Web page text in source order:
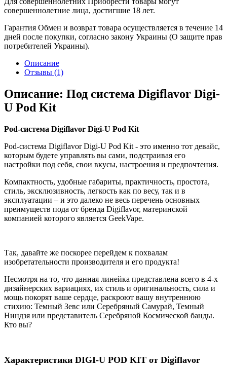
совершеннолетние лица, достигшие 18 лет.
Гарантия Обмен и возврат товара осуществляется в течение 14
дней после покупки, согласно закону Украины (О защите прав
потребителей Украины).
Описание
Отзывы (1)
Описание: Под система Digiflavor Digi-
U Pod Kit
Pod-система Digiflavor Digi-U Pod Kit
Pod-система Digiflavor Digi-U Pod Kit - это именно тот девайс,
которым будете управлять вы сами, подстраивая его
настройки под себя, свои вкусы, настроения и предпочтения.
Компактность, удобные габариты, практичность, простота,
стиль, эксклюзивность, легкость как по весу, так и в
эксплуатации – и это далеко не весь перечень основных
преимуществ пода от бренда Digiflavor, материнской
компанией которого является GeekVape.
Так, давайте же поскорее перейдем к похвалам
изобретательности производителя и его продукта!
Несмотря на то, что данная линейка представлена всего в 4-х
дизайнерских вариациях, их стиль и оригинальность, сила и
мощь покорят ваше сердце, раскроют вашу внутреннюю
стихию: Темный Зевс или Серебряный Самурай, Темный
Ниндзя или представитель Серебряной Космической банды.
Кто вы?
Характеристики DIGI-U POD KIT от Digiflavor